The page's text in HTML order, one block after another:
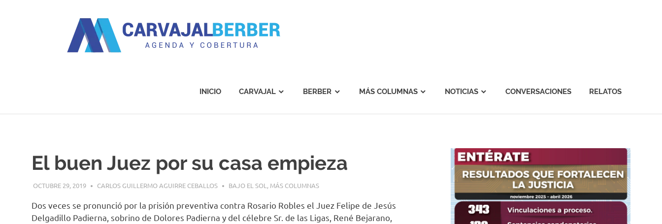
INICIO CARVAJAL BERBER MÁS COLUMNAS NOTICIAS CONVERSACIONES RELATOS
El buen Juez por su casa empieza
OCTUBRE 29, 2019 CARLOS GUILLERMO AGUIRRE CEBALLOS BAJO EL SOL , MÁS COLUMNAS
Dos veces se pronunció por la prisión preventiva contra Rosario Robles el Juez Felipe de Jesús
Delgadillo Padierna, sobrino de Dolores Padierna y del célebre Sr. de las Ligas, René Bejarano,